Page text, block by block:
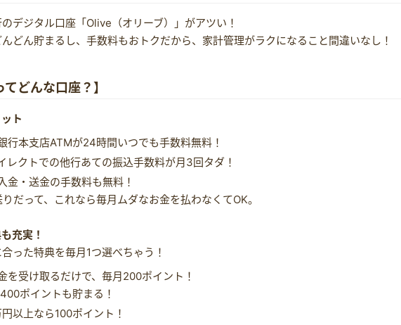
デジタル口座「Olive（オリーブ）」がアツい！
どん貯まるし、手数料もおトクだから、家計管理がラクになること間違いなし！
てどんな口座？】
ト
行本支店ATMが24時間いつでも手数料無料！
レクトでの他行あての振込手数料が月3回タダ！
金・送金の手数料も無料！
だって、これなら毎月ムダなお金を払わなくてOK。
充実！
った特典を毎月1つ選べちゃう！
を受け取るだけで、毎月200ポイント！
ポイントも貯まる！
以上なら100ポイント！